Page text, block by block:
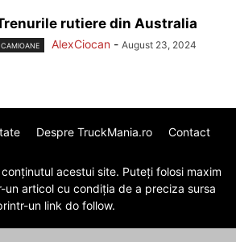
rutiere din Australia
CAMIOANE AlexCiocan - August 23, 2024
Despre TruckMania.ro Contact
acestui site. Puteți folosi maxim
articol cu condiția de a preciza sursa
un link do follow.